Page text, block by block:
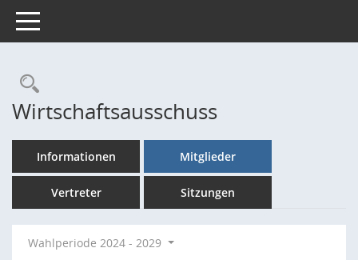
Toggle navigation
Rechercheauswahl
Wirtschaftsausschuss
Informationen Mitglieder
Vertreter Sitzungen
Wahlperiode 2024 - 2029